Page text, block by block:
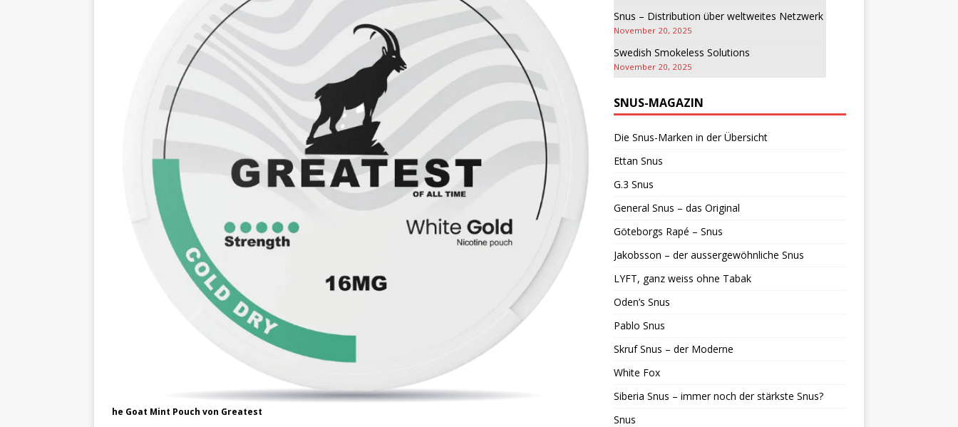
he Goat Mint Pouch von Greatest
Snus – Distribution über weltweites Netzwerk
November 20, 2025
Swedish Smokeless Solutions
November 20, 2025
SNUS-MAGAZIN
Die Snus-Marken in der Übersicht
Ettan Snus
G.3 Snus
General Snus – das Original
Göteborgs Rapé – Snus
Jakobsson – der aussergewöhnliche Snus
LYFT, ganz weiss ohne Tabak
Oden’s Snus
Pablo Snus
Skruf Snus – der Moderne
White Fox
Siberia Snus – immer noch der stärkste Snus?
Snus